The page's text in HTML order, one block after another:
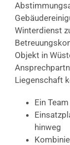
Winterdienst
Objekt in
Liegenschaft
Ein
hinweg